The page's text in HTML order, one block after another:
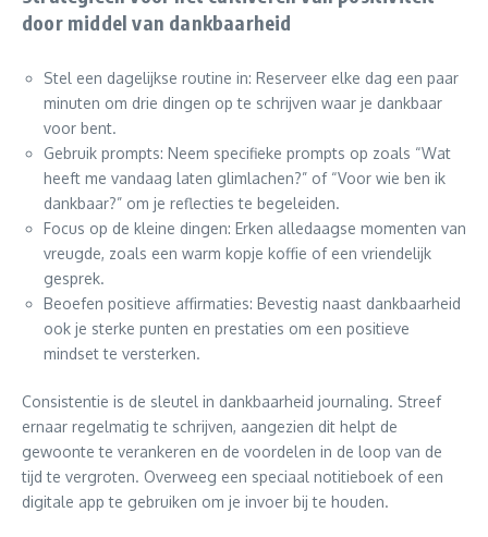
door middel van dankbaarheid
Stel een dagelijkse routine in: Reserveer elke dag een paar
minuten om drie dingen op te schrijven waar je dankbaar
voor bent.
Gebruik prompts: Neem specifieke prompts op zoals “Wat
heeft me vandaag laten glimlachen?” of “Voor wie ben ik
dankbaar?” om je reflecties te begeleiden.
Focus op de kleine dingen: Erken alledaagse momenten van
vreugde, zoals een warm kopje koffie of een vriendelijk
gesprek.
Beoefen positieve affirmaties: Bevestig naast dankbaarheid
ook je sterke punten en prestaties om een positieve
mindset te versterken.
Consistentie is de sleutel in dankbaarheid journaling. Streef
ernaar regelmatig te schrijven, aangezien dit helpt de
gewoonte te verankeren en de voordelen in de loop van de
tijd te vergroten. Overweeg een speciaal notitieboek of een
digitale app te gebruiken om je invoer bij te houden.